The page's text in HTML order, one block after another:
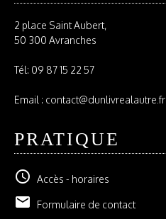
2 place Saint Aubert,
50 300 Avranches
Tél: 09 87 15 22 57
Email : contact@dunlivrealautre.fr
PRATIQUE
schedule Accès - horaires
email Formulaire de contact